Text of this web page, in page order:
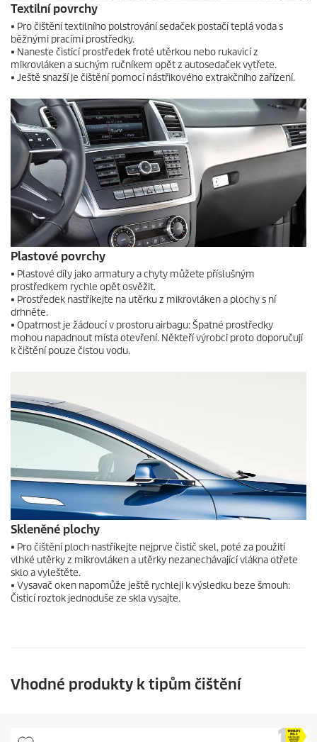
Textilní povrchy
• Pro čištění textilního polstrování sedaček postačí teplá voda s
běžnými pracími prostředky.
• Naneste čisticí prostředek froté utěrkou nebo rukavicí z
mikrovláken a suchým ručníkem opět z autosedaček vytřete.
• Ještě snazší je čištění pomocí nástřikového extrakčního zařízení.
Plastové povrchy
• Plastové díly jako armatury a chyty můžete příslušným
prostředkem rychle opět osvěžit.
• Prostředek nastříkejte na utěrku z mikrovláken a plochy s ní
drhněte.
• Opatrnost je žádoucí v prostoru airbagu: Špatné prostředky
mohou napadnout místa otevření. Někteří výrobci proto doporučují
k čištění pouze čistou vodu.
Skleněné plochy
• Pro čištění ploch nastříkejte nejprve čistič skel, poté za použití
vlhké utěrky z mikrovláken a utěrky nezanechávající vlákna otřete
sklo a vyleštěte.
• Vysavač oken napomůže ještě rychleji k výsledku beze šmouh:
Čisticí roztok jednoduše ze skla vysajte.
Vhodné produkty k tipům čištění